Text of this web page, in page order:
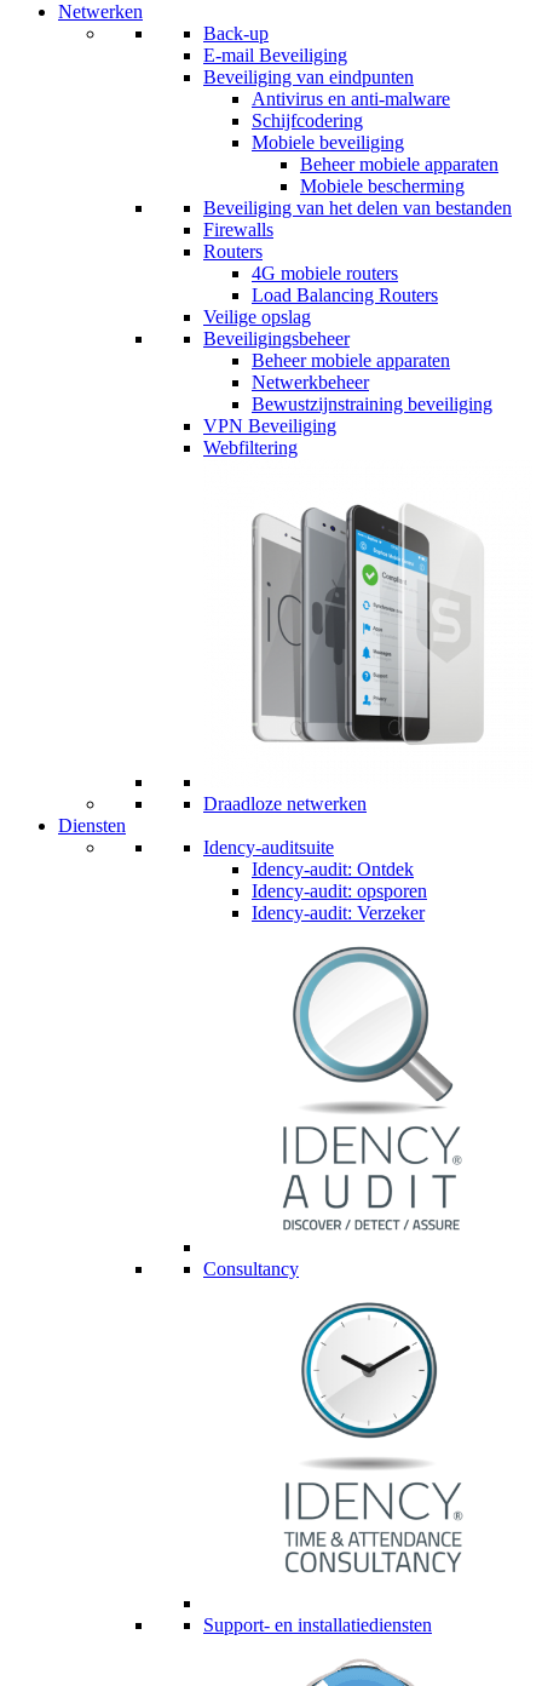
Netwerken
Back-up
E-mail Beveiliging
Beveiliging van eindpunten
Antivirus en anti-malware
Schijfcodering
Mobiele beveiliging
Beheer mobiele apparaten
Mobiele bescherming
Beveiliging van het delen van bestanden
Firewalls
Routers
4G mobiele routers
Load Balancing Routers
Veilige opslag
Beveiligingsbeheer
Beheer mobiele apparaten
Netwerkbeheer
Bewustzijnstraining beveiliging
VPN Beveiliging
Webfiltering
Draadloze netwerken
Diensten
Idency-auditsuite
Idency-audit: Ontdek
Idency-audit: opsporen
Idency-audit: Verzeker
Consultancy
Support- en installatiediensten